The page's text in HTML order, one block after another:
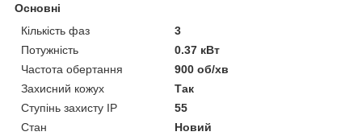
Основні
Кількість фаз
3
Потужність
0.37 кВт
Частота обертання
900 об/хв
Захисний кожух
Так
Ступінь захисту IP
55
Стан
Новий